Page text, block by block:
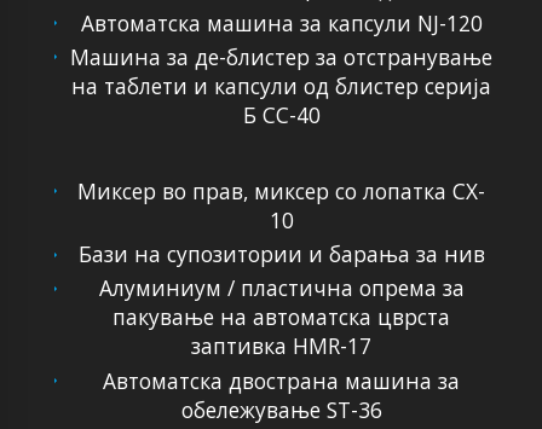
Автоматска машина за капсули NJ-120
Машина за де-блистер за отстранување
на таблети и капсули од блистер серија
Б CC-40
Миксер во прав, миксер со лопатка CX-
10
Бази на супозитории и барања за нив
Алуминиум / пластична опрема за
пакување на автоматска цврста
заптивка HMR-17
Автоматска двострана машина за
обележување ST-36